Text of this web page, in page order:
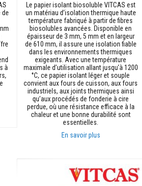
de
à
Le papier isolant biosoluble VITCAS est
un matériau d’isolation thermique haute
température fabriqué à partir de fibres
biosolubles avancées. Disponible en
épaisseur de 3 mm, 5 mm et en largeur
de 610 mm, il assure une isolation fiable
dans les environnements thermiques
exigeants. Avec une température
maximale d’utilisation allant jusqu’à 1200
°C, ce papier isolant léger et souple
convient aux fours de cuisson, aux fours
industriels, aux joints thermiques ainsi
qu’aux procédés de fonderie à cire
perdue, où une résistance efficace à la
chaleur et une bonne durabilité sont
essentielles.
En savoir plus
Ajouter au panier